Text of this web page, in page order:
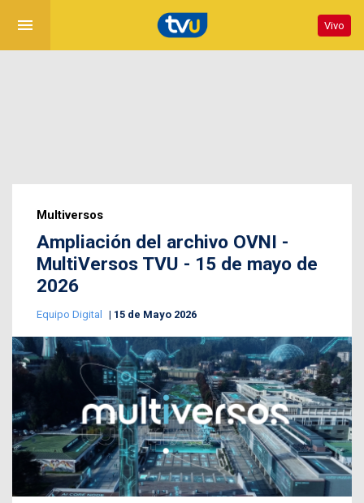
menu Vivo
Multiversos
Ampliación del archivo OVNI -
MultiVersos TVU - 15 de mayo de
2026
Equipo Digital 15 de Mayo 2026